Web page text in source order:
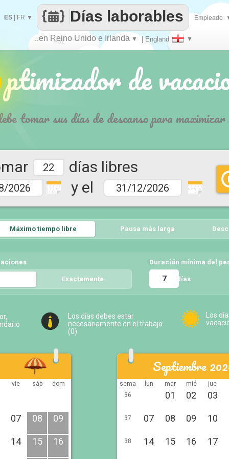
Haz
que
..en Reino Unido e Irlanda ▼ | England ▼
Días laborables
ES FR ▼ Empleado
de
tomar sus días de descanso para maximizar
días libres
1 2 3 4 5
6 7 9 10
11 12
y el
1 2 3 4 5
6 7 9 10
11 12
Máximo tiempo libre Pausa más larga
Exactamente
Duración mínima del
días
Los días debes estar
necesariamente en el trabajo
(0)
Los
vie sáb dom
07 08 09
14 15 16
Septiembre
sema lun mar mié
jue
36
01 02 03
37 07 08 09 10
38 14 15 16 17